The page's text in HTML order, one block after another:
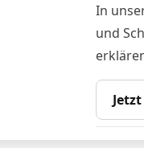
In
und